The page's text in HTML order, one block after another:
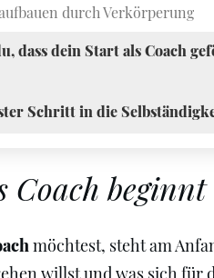
durch Verkörperung
dass dein Start als Coach
Schritt in die
Coach
möchtest, steht am
willst und was sich